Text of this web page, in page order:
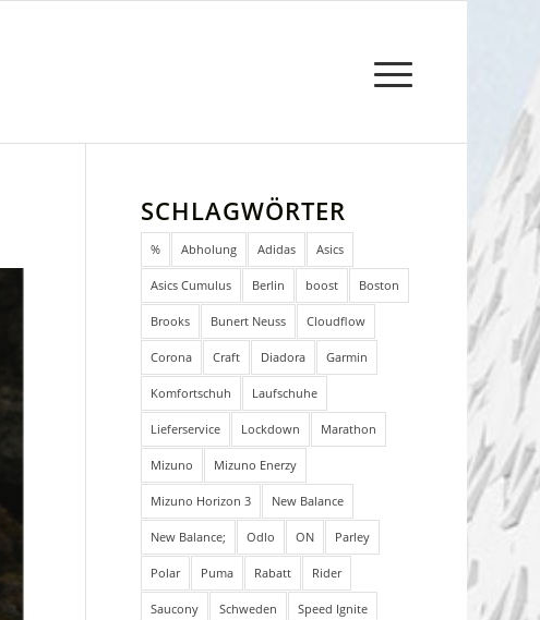
SCHLAGWÖRTER
% Abholung Adidas Asics
Asics Cumulus Berlin boost Boston
Brooks Bunert Neuss Cloudflow
Corona Craft Diadora Garmin
Komfortschuh Laufschuhe
Lieferservice Lockdown Marathon
Mizuno Mizuno Enerzy
Mizuno Horizon 3 New Balance
New Balance; Odlo ON Parley
Polar Puma Rabatt Rider
Saucony Schweden Speed Ignite